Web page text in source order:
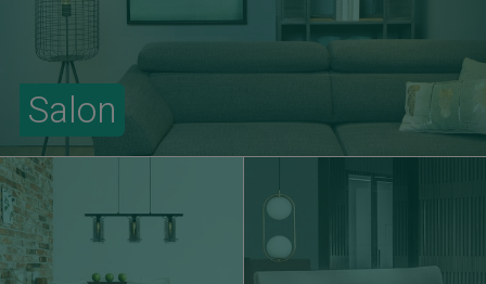
Salon